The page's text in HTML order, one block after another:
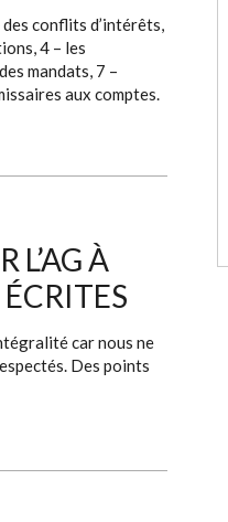
conflits d’intérêts,
4 – les
mandats, 7 –
aux comptes.
L’AG À
car nous ne
Des points